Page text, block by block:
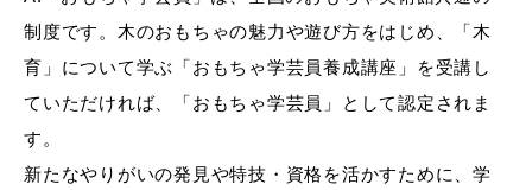
制度です。木のおもちゃの魅力や遊び方をはじめ、「木
育」について学ぶ「おもちゃ学芸員養成講座」を受講し
ていただければ、「おもちゃ学芸員」として認定されま
す。
新たなやりがいの発見や特技・資格を活かすために、学